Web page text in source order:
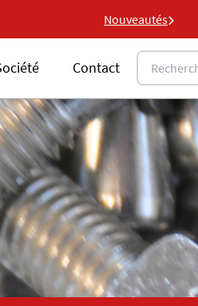
Nouveautés
gamme 18V ALSAFIX
Contact